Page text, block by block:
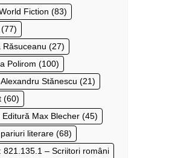
Fiction (83)
(77)
Răsuceanu (27)
Polirom (100)
Stănescu (21)
(60)
Editură Max Blecher (45)
literare (68)
821.135.1 – Scriitori români